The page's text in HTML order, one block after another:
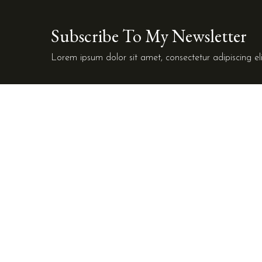
Subscribe To My Newsletter
Lorem ipsum dolor sit amet, consectetur adipiscing